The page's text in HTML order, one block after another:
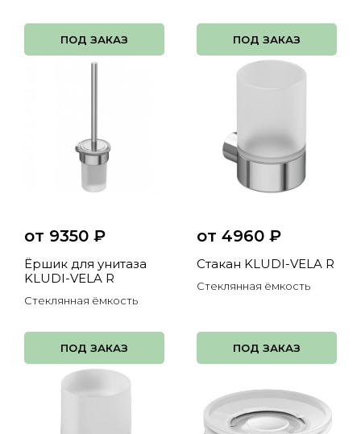
ПОД ЗАКАЗ ПОД ЗАКАЗ
от 9350 ₽
Ёршик для унитаза
KLUDI-VELA R
Стеклянная ёмкость
ПОД ЗАКАЗ
от 4960 ₽
Стакан KLUDI-VELA R
Стеклянная ёмкость
ПОД ЗАКАЗ